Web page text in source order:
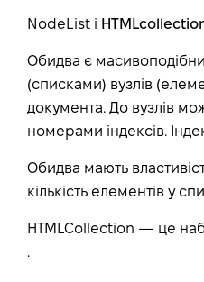
NodeList і
Обидва є
(списками) вузлів
документа. До вузлів
номерами індексів.
Обидва мають
кількість елементів у
HTMLCollection — це
.